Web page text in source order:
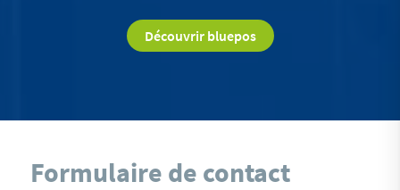
Découvrir bluepos
Formulaire de contact